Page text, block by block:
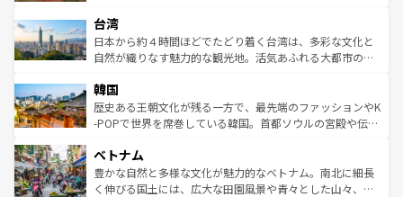
ならではの贅沢な旅のスタイルだ。 なお、新着のアメリカ
情報はコンテンツ一覧を参照してほしい。
れるおもてなしの心で訪れる人々を迎えてくれるハワイの
人々、おいしいローカルフードやハワイアンミュージッ
ク、伝統的なフラダンスなど、すべてがハワイの魅力を彩
ワイを、存分に味わってほしい。 なお、新着のハワイ情報
はコンテンツ一覧を参照してほしい。
リアリーフや大陸中央部にそびえるウルル（エアーズロッ
ク）、タスマニアの美しい原生林やケアンズの熱帯雨林な
ど、見どころがたくさん。また、カフェやワイン、オージ
いる。アクティビティも充実しており、サーフィンやダイ
ビング、ハイキングなど、アウトドア好きにはたまらな
い。オーストラリアの多彩な魅力を存分に味わいつくそ
参照してほしい。
台湾
日本から約４時間ほどでたどり着く台湾は、多彩な文化と
自然が織りなす魅力的な観光地。活気あふれる大都市の台
ン）、静ひつな山岳地帯である台湾東部など、都市の喧騒
と山間の静けさが共存しており、訪れる人に新しい発見と
驚きをもたらしてくれる。また、奥深い台湾の食文化も魅
容にもいいと評判のスイーツなど、バラエティ豊かな料理
が味わえる。 なお、新着の台湾情報は コンテンツ一覧を参
照してほしい。
韓国
歴史ある王朝文化が残る一方で、最先端のファッションやK
-POPで世界を席巻している韓国。首都ソウルの宮殿や伝統
き、地方に足を延ばせば四季折々の自然美を楽しむことが
できる。そして、キムチや焼肉、絶品のストリートフード
まで、さまざまな韓国料理が待っている。夜には、韓国な
ベトナム
豊かな自然と多様な文化が魅力的なベトナム。南北に細長
く伸びる国土には、広大な田園風景や青々とした山々、世